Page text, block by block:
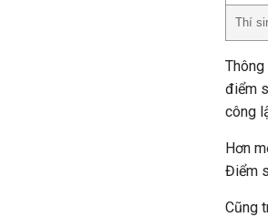
Thí
điểm
công
Hơn
Điểm
Cũng